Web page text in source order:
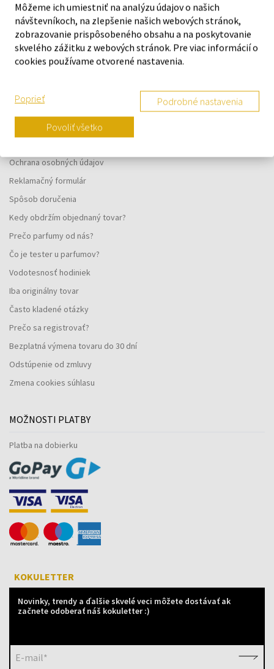
Navštívte našu predajňu v Šamoríne
Po - Pi: 8:00 - 16:00
Na Bratislavskej 64/76, Šamorín, 931 01
VŠETKO O NÁKUPE
Vernostný systém
Ochrana osobných údajov
Reklamačný formulár
Spôsob doručenia
Kedy obdržím objednaný tovar?
Prečo parfumy od nás?
Čo je tester u parfumov?
Vodotesnosť hodiniek
Iba originálny tovar
Často kladené otázky
Prečo sa registrovať?
Bezplatná výmena tovaru do 30 dní
Odstúpenie od zmluvy
Zmena cookies súhlasu
MOŽNOSTI PLATBY
Platba na dobierku
KOKULETTER
Novinky, trendy a ďalšie skvelé veci môžete dostávať ak
začnete odoberať náš kokuletter :)
E-mail*
Môžeme ich umiestniť na analýzu údajov o našich
návštevníkoch, na zlepšenie našich webových stránok,
zobrazovanie prispôsobeného obsahu a na poskytovanie
skvelého zážitku z webových stránok. Pre viac informácií o
cookies používame otvorené nastavenia.
Poprieť Podrobné nastavenia
Povoliť všetko